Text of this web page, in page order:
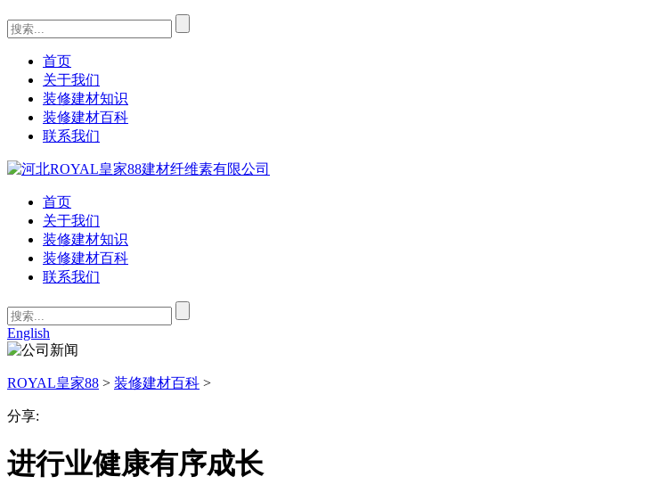
首页
关于我们
装修建材知识
装修建材百科
联系我们
首页
关于我们
装修建材知识
装修建材百科
联系我们
English
ROYAL皇家88 > 装修建材百科 >
分享:
进行业健康有序成长